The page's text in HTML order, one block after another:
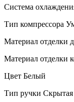
Система
Тип компрессора
Материал отделки
Материал отделки
Цвет Белый
Тип ручки Скрытая